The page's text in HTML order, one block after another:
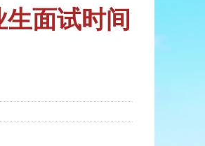
面试时间